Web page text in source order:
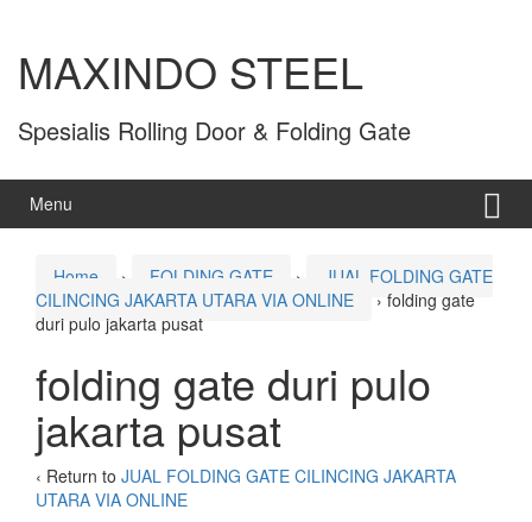
MAXINDO STEEL
Spesialis Rolling Door & Folding Gate
Menu
Home › FOLDING GATE ›
JUAL FOLDING GATE
CILINCING JAKARTA UTARA VIA ONLINE
› folding gate
duri pulo jakarta pusat
folding gate duri pulo
jakarta pusat
‹ Return to JUAL FOLDING GATE CILINCING JAKARTA
UTARA VIA ONLINE